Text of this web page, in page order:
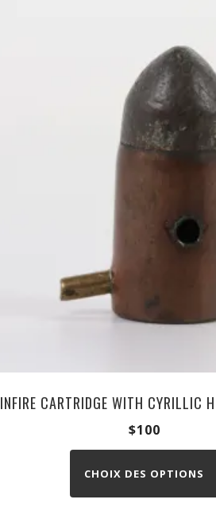
CARTRIDGE WITH
$100
CHOIX DES OPTIONS